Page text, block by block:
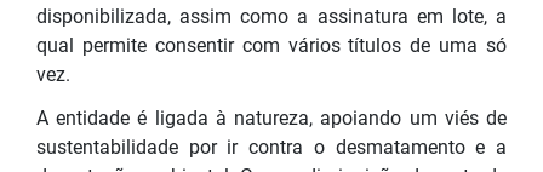
disponibilizada, assim como a assinatura em lote, a
qual permite consentir com vários títulos de uma só
vez.
A entidade é ligada à natureza, apoiando um viés de
sustentabilidade por ir contra o desmatamento e a